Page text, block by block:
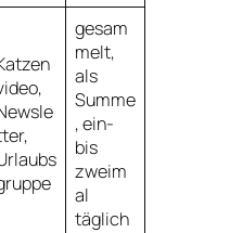
gesam
melt,
als
Summe
, ein-
bis
zweim
al
täglich